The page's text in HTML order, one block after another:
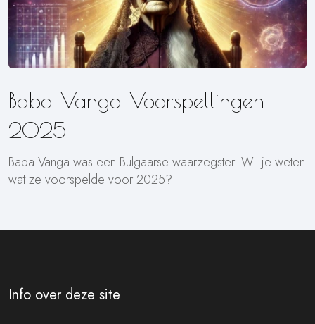
Baba Vanga Voorspellingen
2025
Baba Vanga was een Bulgaarse waarzegster. Wil je weten
wat ze voorspelde voor 2025?
Info over deze site